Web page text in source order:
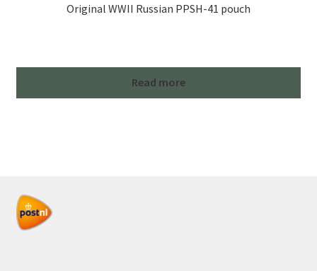
Original WWII Russian PPSH-41 pouch
Read more